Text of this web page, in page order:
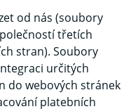
od nás (soubory
třetích
stran). Soubory
určitých
do webových stránek
platebních